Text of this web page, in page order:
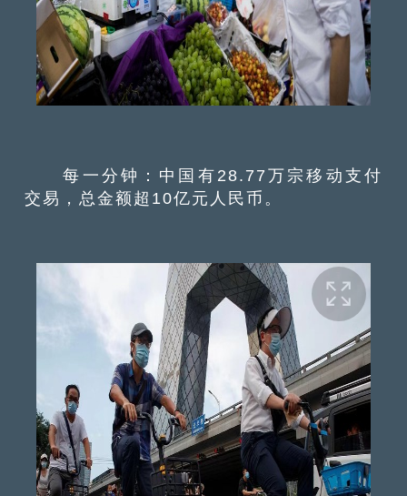
每一分钟：中国有28.77万宗移动支付
交易，总金额超10亿元人民币。